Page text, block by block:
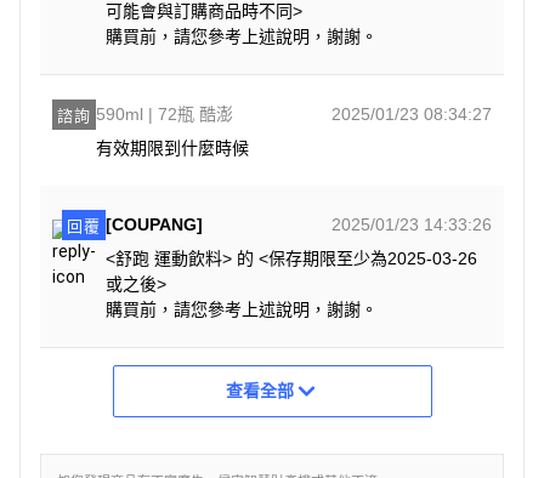
可能會與訂購商品時不同>
購買前，請您參考上述說明，謝謝。
諮詢 590ml | 72瓶 酷澎
2025/01/23 08:34:27
有效期限到什麼時候
回覆 [COUPANG]
2025/01/23 14:33:26
<舒跑 運動飲料> 的 <保存期限至少為2025-03-26
或之後>
購買前，請您參考上述說明，謝謝。
查看全部